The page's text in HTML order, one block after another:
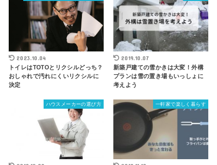
2023.10.04
トイレはTOTOとリクシルどっち？
おしゃれで汚れにくいリクシルに
決定
2019.10.07
新築戸建ての雪かきは大変！外構
プランは雪の置き場もいっしょに
考えよう
ハウスメーカーの選び方 一軒家で楽しく暮らす